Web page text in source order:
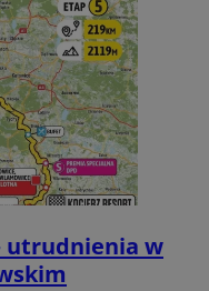
utrudnienia w